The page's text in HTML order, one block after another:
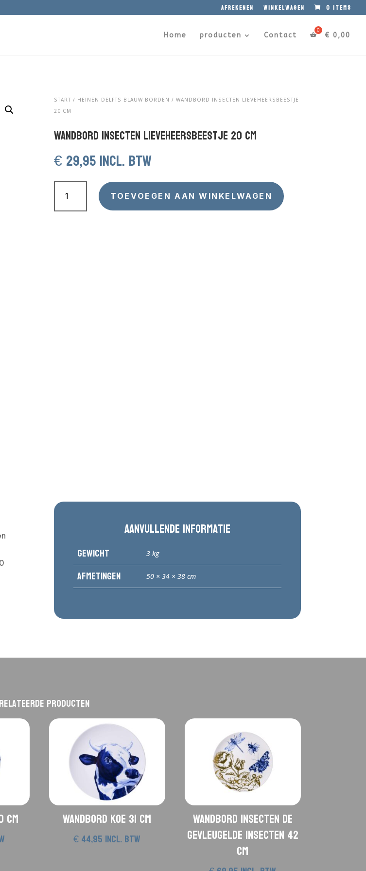
afrekenen winkelwagen 0 items
Home producten Contact € 0,00
START / HEINEN DELFTS BLAUW BORDEN / WANDBORD INSECTEN LIEVEHEERSBEESTJE
20 CM
Wandbord Insecten Lieveheersbeestje 20 cm
€29,95incl. btw
Wandbord
Insecten
Lieveheersbeestje
TOEVOEGEN AAN WINKELWAGEN
Aanvullende informatie
Gewicht 3 kg
Afmetingen 50 × 34 × 38 cm
producten
cm Wandbord Koe 31 cm
€44,95incl. btw
Wandbord Insecten De
gevleugelde insecten 42
cm